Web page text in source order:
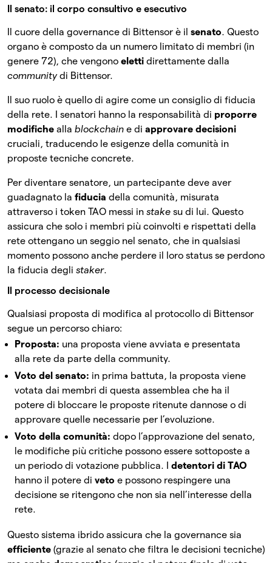
Il senato: il corpo consultivo e esecutivo
Il cuore della governance di Bittensor è il senato. Questo
organo è composto da un numero limitato di membri (in
genere 72), che vengono eletti direttamente dalla
communitydi Bittensor.
Il suo ruolo è quello di agire come un consiglio di fiducia
della rete. I senatori hanno la responsabilità di proporre
modifiche alla blockchain e di approvare decisioni
cruciali, traducendo le esigenze della comunità in
proposte tecniche concrete.
Per diventare senatore, un partecipante deve aver
guadagnato la fiducia della comunità, misurata
attraverso i token TAO messi in stake su di lui. Questo
assicura che solo i membri più coinvolti e rispettati della
rete ottengano un seggio nel senato, che in qualsiasi
momento possono anche perdere il loro status se perdono
la fiducia degli staker.
Il processo decisionale
Qualsiasi proposta di modifica al protocollo di Bittensor
segue un percorso chiaro:
Proposta: una proposta viene avviata e presentata
alla rete da parte della community.
Voto del senato: in prima battuta, la proposta viene
votata dai membri di questa assemblea che ha il
potere di bloccare le proposte ritenute dannose o di
approvare quelle necessarie per l’evoluzione.
Voto della comunità: dopo l’approvazione del senato,
le modifiche più critiche possono essere sottoposte a
un periodo di votazione pubblica. I detentori di TAO
hanno il potere di veto e possono respingere una
decisione se ritengono che non sia nell’interesse della
rete.
Questo sistema ibrido assicura che la governance sia
efficiente (grazie al senato che filtra le decisioni tecniche)